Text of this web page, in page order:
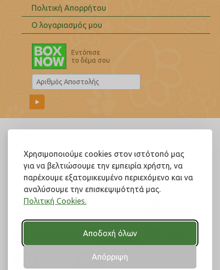
Χρησιμοποιούμε cookies στον ιστότοπό μας
για να βελτιώσουμε την εμπειρία χρήστη, να
παρέχουμε εξατομικευμένο περιεχόμενο και να
αναλύσουμε την επισκεψιμότητά μας.
Πολιτική Cookies.
Αποδοχή όλων
Απόρριψη
Πολιτική Απορρήτου
Ο λογαριασμός μου
Εντόπισε
το δέμα σου
Ακολουθήστε μας!